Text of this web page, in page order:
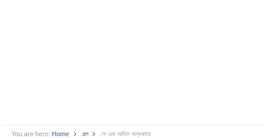
You are here: Home গল্প সে এক আদিম অন্ধকারে